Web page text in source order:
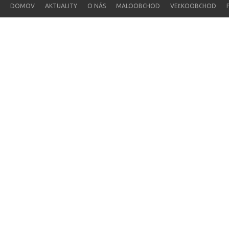
DOMOV AKTUALITY O NÁS MALOOBCHOD VEĽKOOBCHOD